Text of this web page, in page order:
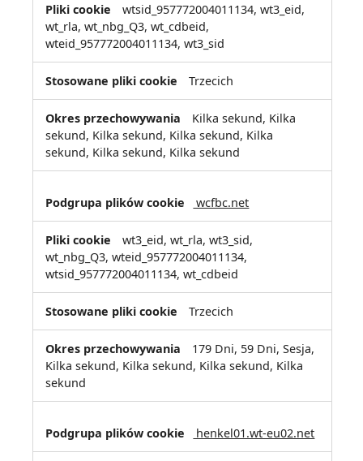
wtsid_957772004011134, wt3_eid,
wt_rla, wt_nbg_Q3, wt_cdbeid,
wteid_957772004011134, wt3_sid
Trzecich
Kilka sekund, Kilka
sekund, Kilka sekund, Kilka sekund, Kilka
sekund, Kilka sekund, Kilka sekund
wcfbc.net
wt3_eid, wt_rla, wt3_sid,
wt_nbg_Q3, wteid_957772004011134,
wtsid_957772004011134, wt_cdbeid
Trzecich
179 Dni, 59 Dni, Sesja,
Kilka sekund, Kilka sekund, Kilka sekund, Kilka
sekund
henkel01.wt-eu02.net